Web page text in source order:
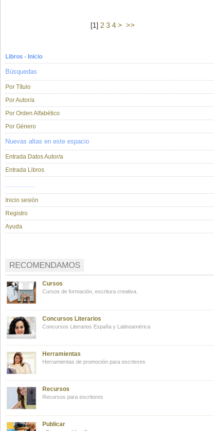
[1] 2 3 4 > >>
Libros - Inicio
Búsquedas
Por Título
Por Autor/a
Por Orden Alfabético
Por Género
Nuevas altas en este espacio
Entrada Datos Autor/a
Entrada Libros
...............
Inicio sesión
Registro
Ayuda
RECOMENDAMOS
Cursos
Cursos de formación, escritura creativa.
Concursos Literarios
Concursos Literarios España y Latinoamérica
Herramientas
Herramientas de promoción para escritores
Recursos
Recursos para escritores
Publicar